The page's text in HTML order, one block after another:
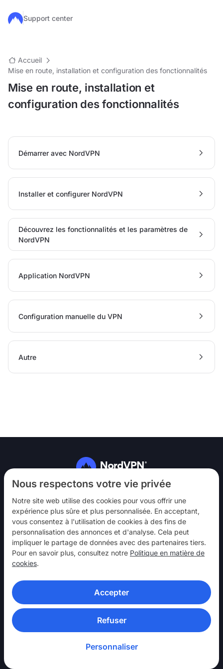
Nous respectons votre vie privée
Notre site web utilise des cookies pour vous offrir une
expérience plus sûre et plus personnalisée. En acceptant,
vous consentez à l'utilisation de cookies à des fins de
personnalisation des annonces et d'analyse. Cela peut
impliquer le partage de données avec des partenaires tiers.
Pour en savoir plus, consultez notre Politique en matière de
cookies.
Accepter
Refuser
Personnaliser
Passer au contenu principal
Support center
Accueil
Mise en route, installation et configuration des fonctionnalités
Mise en route, installation et
configuration des fonctionnalités
Démarrer avec NordVPN
Installer et configurer NordVPN
Découvrez les fonctionnalités et les paramètres de
NordVPN
Application NordVPN
Configuration manuelle du VPN
Autre
Suivez-nous
NordVPN
Interagir
Aide
En savoir plus
APPLICATIONS VPN
© 2026 Nord Security. Tous droits réservés